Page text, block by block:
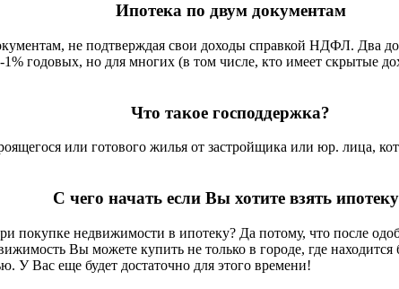
Ипотека по двум документам
не подтверждая свои доходы справкой НДФЛ. Два
годовых, но для многих (в том числе, кто имеет скрытые
Что такое господдержка?
или готового жилья от застройщика или юр. лица,
С чего начать если Вы хотите взять
покупке недвижимости в ипотеку? Да потому, что после
Вы можете купить не только в городе, где
У Вас еще будет достаточно для этого времени!